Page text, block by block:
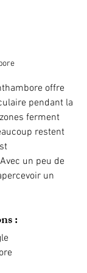
offre
pendant la
ferment
restent
un peu de
un
: